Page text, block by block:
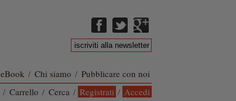
eBook / Chi siamo / Pubblicare con noi
/ Carrello / Cerca / Registrati / Accedi